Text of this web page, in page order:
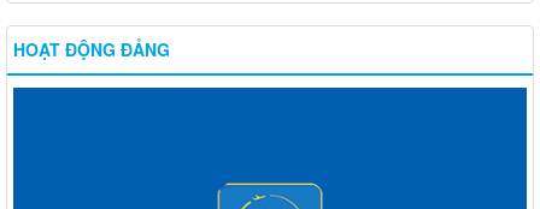
HOẠT ĐỘNG ĐẢNG